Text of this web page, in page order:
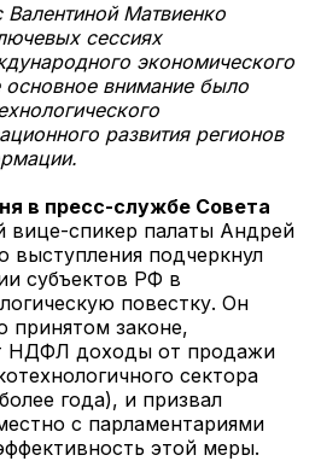
Матвиенко
сессиях
экономического
внимание было
развития регионов
в пресс-службе Совета
вице-спикер палаты Андрей
выступления подчеркнул
субъектов РФ в
повестку. Он
принятом законе,
НДФЛ доходы от продажи
сектора
года), и призвал
с парламентариями
этой меры.